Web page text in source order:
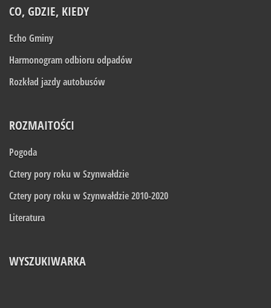
CO, GDZIE, KIEDY
Echo Gminy
Harmonogram odbioru odpadów
Rozkład jazdy autobusów
ROZMAITOŚCI
Pogoda
Cztery pory roku w Szynwałdzie
Cztery pory roku w Szynwałdzie 2010-2020
Literatura
WYSZUKIWARKA